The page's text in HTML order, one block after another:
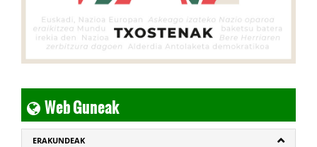
Web Guneak
ERAKUNDEAK